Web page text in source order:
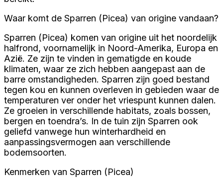
Waar komt de Sparren (Picea) van origine vandaan?
Sparren (Picea) komen van origine uit het noordelijk
halfrond, voornamelijk in Noord-Amerika, Europa en
Azië. Ze zijn te vinden in gematigde en koude
klimaten, waar ze zich hebben aangepast aan de
barre omstandigheden. Sparren zijn goed bestand
tegen kou en kunnen overleven in gebieden waar de
temperaturen ver onder het vriespunt kunnen dalen.
Ze groeien in verschillende habitats, zoals bossen,
bergen en toendra’s. In de tuin zijn Sparren ook
geliefd vanwege hun winterhardheid en
aanpassingsvermogen aan verschillende
bodemsoorten.
Kenmerken van Sparren (Picea)